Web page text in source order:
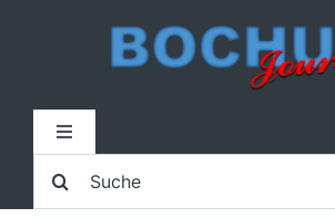
Toggle
Home
Suche
nach: